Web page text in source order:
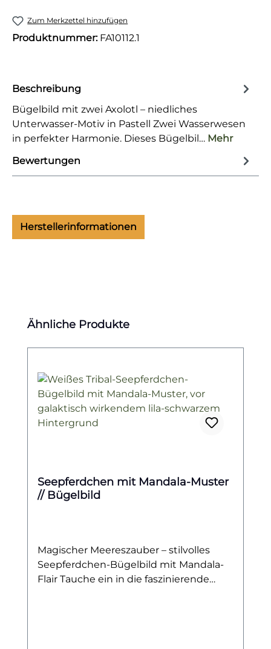
Zum Merkzettel hinzufügen
Produktnummer: FA10112.1
Beschreibung
Bügelbild mit zwei Axolotl – niedliches
Unterwasser-Motiv in Pastell Zwei Wasserwesen
in perfekter Harmonie. Dieses Bügelbil… Mehr
Bewertungen
Herstellerinformationen
Produktgalerie überspringen
Ähnliche Produkte
Seepferdchen mit Mandala-Muster
// Bügelbild
Magischer Meereszauber – stilvolles
Seepferdchen-Bügelbild mit Mandala-
Flair Tauche ein in die faszinierende